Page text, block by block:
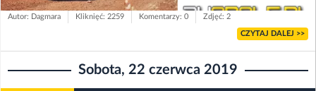
Autor: Dagmara Kliknięć: 2259 Komentarzy: 0 Zdjęć: 2
CZYTAJ DALEJ >>
Sobota, 22 czerwca 2019